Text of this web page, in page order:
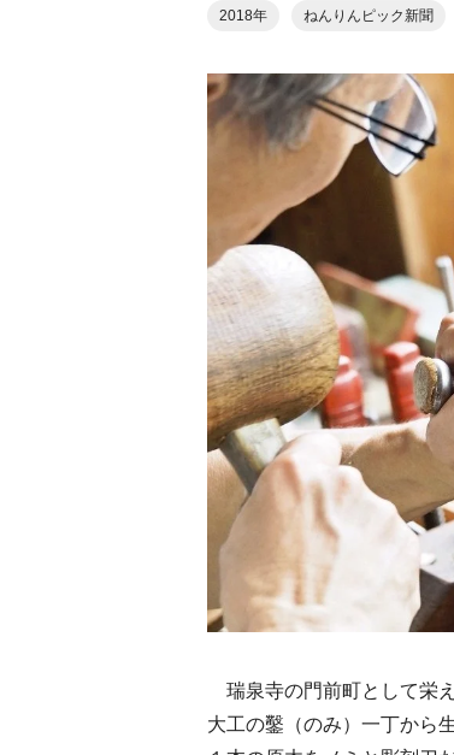
2018年 ねんりんピック新聞
瑞泉寺の門前町として栄
大工の鑿（のみ）一丁から